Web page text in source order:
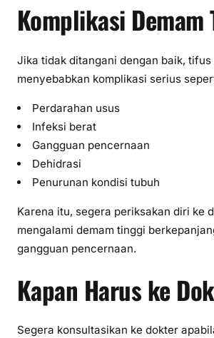
Komplikasi Demam
Jika tidak ditangani dengan baik, tifus
menyebabkan komplikasi serius
Perdarahan usus
Infeksi berat
Gangguan pencernaan
Dehidrasi
Penurunan kondisi tubuh
Karena itu, segera periksakan diri ke
mengalami demam tinggi
gangguan pencernaan.
Kapan Harus ke
Segera konsultasikan ke dokter